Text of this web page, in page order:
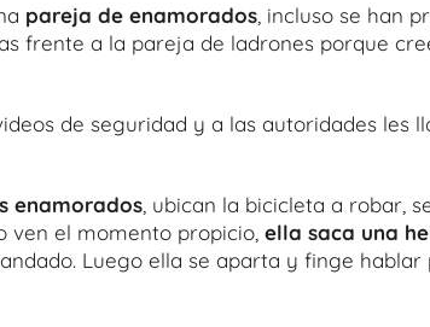
pareja de enamorados , incluso se han
frente a la pareja de ladrones porque
de seguridad y a las autoridades les
enamorados , ubican la bicicleta a robar,
ven el momento propicio, ella saca una
Luego ella se aparta y finge